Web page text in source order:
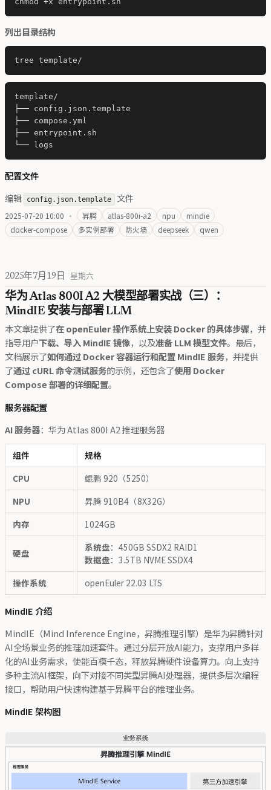
列出目录结构
template/
├── config.json.template
├── compose.yml
├── entrypoint.sh
配置文件
编辑
config.json.template 文件
2025-07-20 10:00 · 昇腾 atlas-800i-a2 npu
mindie
docker-compose
多实例部署 防火墙 deepseek qwen
2025年7月19日 星期六
华为 Atlas 800I A2 大模型部署实战（三）：
MindIE 安装与部署 LLM
本文章提供了在 openEuler 操作系统上安装 Docker 的具体步骤，并
指导用户下载、导入 MindIE 镜像，以及准备 LLM 模型文件。最后，
文档展示了如何通过 Docker 容器运行和配置 MindIE 服务，并提供
了通过 cURL 命令测试服务的示例，还包含了使用 Docker
Compose 部署的详细配置。
服务器配置
AI 服务器：华为 Atlas 800I A2 推理服务器
组件
规格
CPU
鲲鹏 920（5250）
NPU
昇腾 910B4（8X32G）
内存
1024GB
硬盘 系统盘：450GB SSDX2 RAID1
数据盘：3.5TB NVME SSDX4
操作系统
openEuler 22.03 LTS
MindIE 介绍
MindIE（Mind Inference Engine，昇腾推理引擎）是华为昇腾针对
AI全场景业务的推理加速套件。通过分层开放AI能力，支撑用户多样
化的AI业务需求，使能百模千态，释放昇腾硬件设备算力。向上支持
多种主流AI框架，向下对接不同类型昇腾AI处理器，提供多层次编程
接口，帮助用户快速构建基于昇腾平台的推理业务。
MindIE 架构图